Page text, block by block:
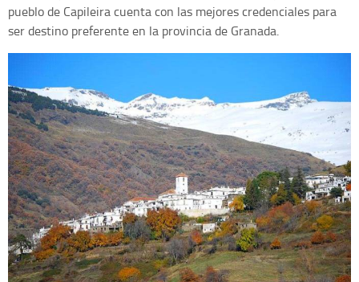
pueblo de Capileira cuenta con las mejores credenciales para
ser destino preferente en la provincia de Granada.